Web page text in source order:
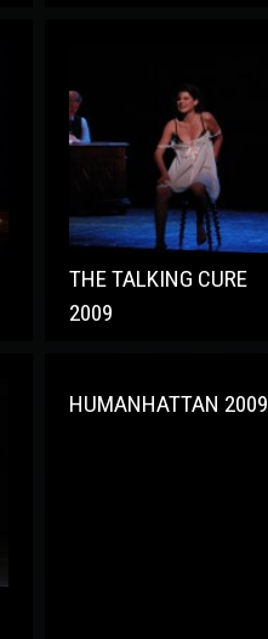
THE TALKING CURE
2009
HUMANHATTAN 2009